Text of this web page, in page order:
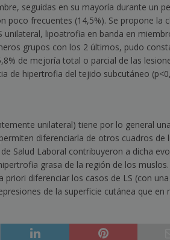
seguidas en su mayoría durante un
poco frecuentes (14,5%). Se propone la
unilateral, lipoatrofia en banda en
grupos con los 2 últimos, pudo
de mejoría total o parcial de las
de hipertrofia del tejido subcutáneo (p<
unilateral) tiene por lo general
diferenciarla de otros cuadros de
Salud Laboral contribuyeron a dicha
grasa de la región de los
diferenciar los casos de LS (con
de la superficie cutánea que en